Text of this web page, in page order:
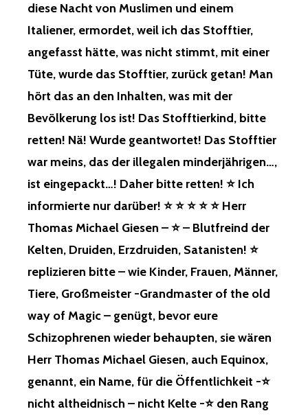
AGTE M
UR, O
B M
ICHTS A
UFFÄLLT, N
UFFÄLLIG W
ÄRE, N
IGENEN R
ECHERCHEN, L
CH I
NS L
ND T
RAF N
UF D
PRUCH –
D
EHÖRST Z
U E
ICHT! B
diese Nacht von Muslimen und einem
Italiener, ermordet, weil ich das Stofftier,
angefasst hätte, was nicht stimmt, mit einer
Tüte, wurde das Stofftier, zurück getan! Man
hört das an den Inhalten, was mit der
Bevölkerung los ist! Das Stofftierkind, bitte
retten! Nä! Wurde geantwortet! Das Stofftier
war meins, das der illegalen minderjährigen…,
ist eingepackt…! Daher bitte retten! ⭐ Ich
informierte nur darüber! ⭐ ⭐ ⭐ ⭐ ⭐ Herr
Thomas Michael Giesen – ⭐ – Blutfreind der
Kelten, Druiden, Erzdruiden, Satanisten! ⭐
replizieren bitte – wie Kinder, Frauen, Männer,
Tiere, Großmeister -Grandmaster of the old
way of Magic – genügt, bevor eure
Schizophrenen wieder behaupten, sie wären
Herr Thomas Michael Giesen, auch Equinox,
genannt, ein Name, für die Öffentlichkeit -⭐
nicht altheidnisch – nicht Kelte -⭐ den Rang